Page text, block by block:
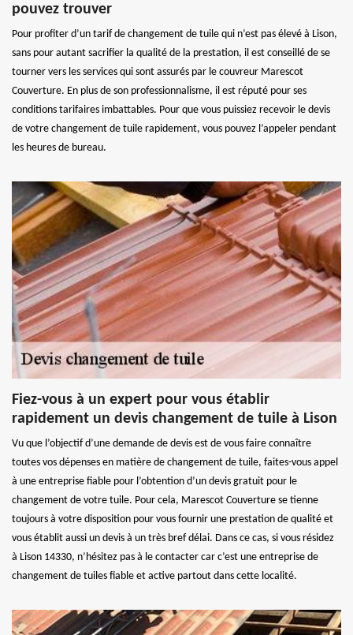
pouvez trouver
Pour profiter d’un tarif de changement de tuile qui n’est pas élevé à Lison,
sans pour autant sacrifier la qualité de la prestation, il est conseillé de se
tourner vers les services qui sont assurés par le couvreur Marescot
Couverture. En plus de son professionnalisme, il est réputé pour ses
conditions tarifaires imbattables. Pour que vous puissiez recevoir le devis
de votre changement de tuile rapidement, vous pouvez l’appeler pendant
les heures de bureau.
Fiez-vous à un expert pour vous établir
rapidement un devis changement de tuile à Lison
Vu que l’objectif d’une demande de devis est de vous faire connaître
toutes vos dépenses en matière de changement de tuile, faites-vous appel
à une entreprise fiable pour l’obtention d’un devis gratuit pour le
changement de votre tuile. Pour cela, Marescot Couverture se tienne
toujours à votre disposition pour vous fournir une prestation de qualité et
vous établit aussi un devis à un très bref délai. Dans ce cas, si vous résidez
à Lison 14330, n’hésitez pas à le contacter car c’est une entreprise de
changement de tuiles fiable et active partout dans cette localité.